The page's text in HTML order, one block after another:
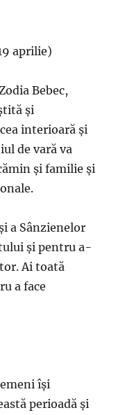
aprilie)
Bebec,
și
interioară și
de vară va
și familie și
a Sânzienelor
și pentru a-
Ai toată
a face
își
perioadă și